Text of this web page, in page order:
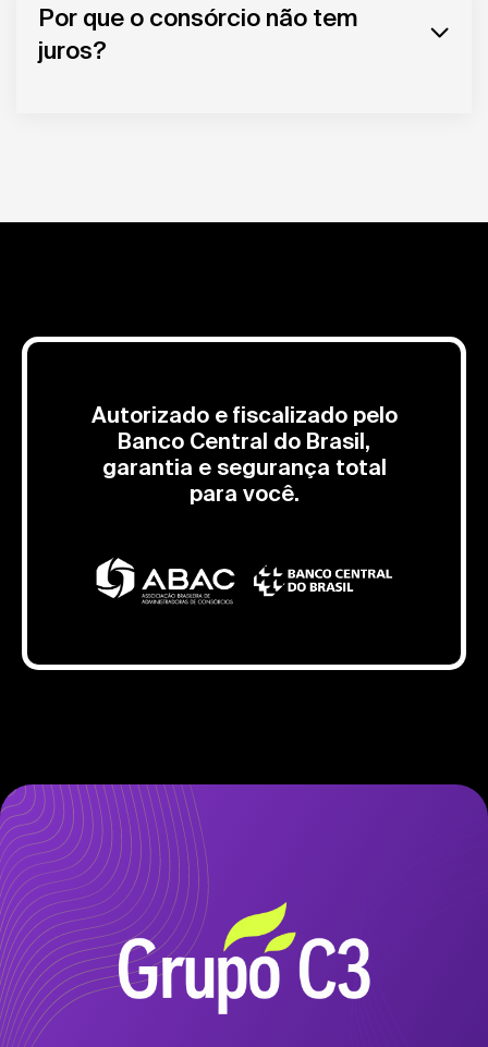
Por que o consórcio não tem
juros?
Autorizado e fiscalizado pelo
Banco Central do Brasil,
garantia e segurança total
para você.